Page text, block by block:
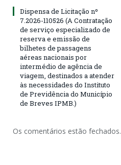
Dispensa de Licitação nº
7.2026-110526 (A Contratação
de serviço especializado de
reserva e emissão de
bilhetes de passagens
aéreas nacionais por
intermédio de agência de
viagem, destinados a atender
às necessidades do Instituto
de Previdência do Município
de Breves IPMB.)
Os comentários estão fechados.